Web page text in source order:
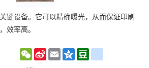
键设备。它可以精确曝光，从而保证印刷
效率高。
WeChat
Sina
Weibo
EmailQzone